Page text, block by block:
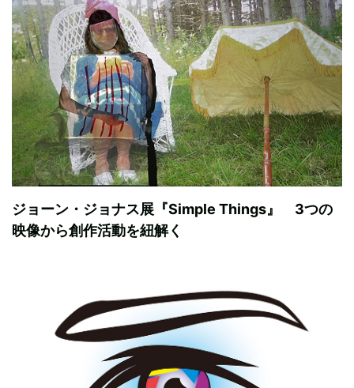
ジョーン・ジョナス展『Simple Things』 3つの
映像から創作活動を紐解く